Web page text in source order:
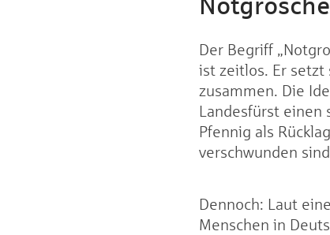
Der Begriff
ist zeitlos. Er setzt
zusammen. Die
Landesfürst einen
Pfennig als
verschwunden
Dennoch: Laut
Menschen in